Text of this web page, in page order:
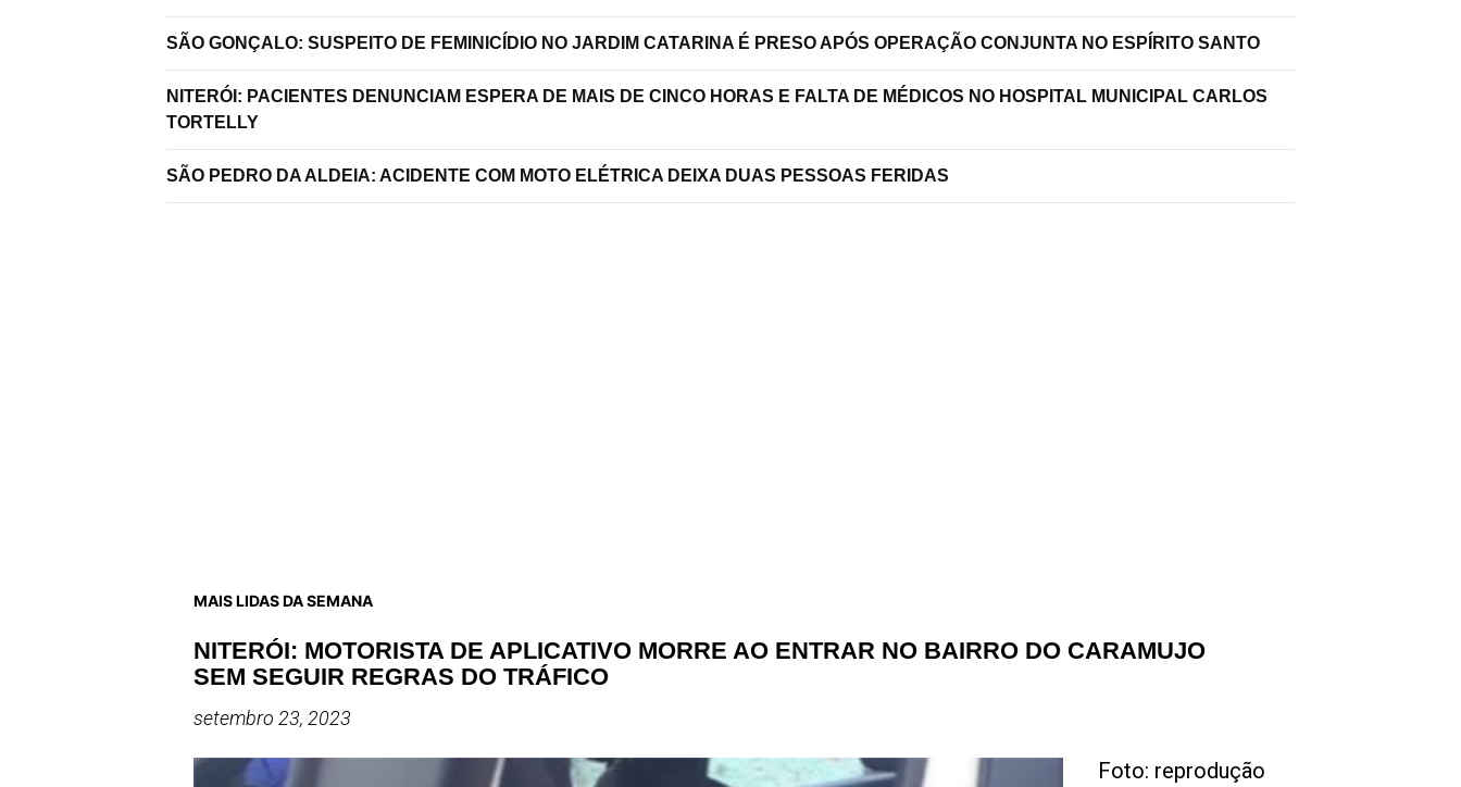
SÃO GONÇALO: SUSPEITO DE FEMINICÍDIO NO JARDIM CATARINA É PRESO APÓS OPERAÇÃO CONJUNTA NO ESPÍRITO SANTO
NITERÓI: PACIENTES DENUNCIAM ESPERA DE MAIS DE CINCO HORAS E FALTA DE MÉDICOS NO HOSPITAL MUNICIPAL CARLOS
TORTELLY
SÃO PEDRO DA ALDEIA: ACIDENTE COM MOTO ELÉTRICA DEIXA DUAS PESSOAS FERIDAS
MAIS LIDAS DA SEMANA
NITERÓI: MOTORISTA DE APLICATIVO MORRE AO ENTRAR NO BAIRRO DO CARAMUJO
SEM SEGUIR REGRAS DO TRÁFICO
setembro 23, 2023
Foto: reprodução